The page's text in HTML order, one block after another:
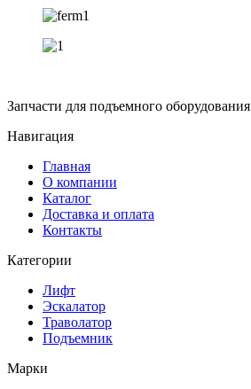
Запчасти для подъемного оборудования
Навигация
Главная
О компании
Каталог
Доставка и оплата
Контакты
Категории
Лифт
Эскалатор
Траволатор
Подъемник
Марки